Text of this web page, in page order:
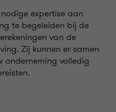
expertise aan
te begeleiden bij de
van de
Zij kunnen er samen
onderneming volledig